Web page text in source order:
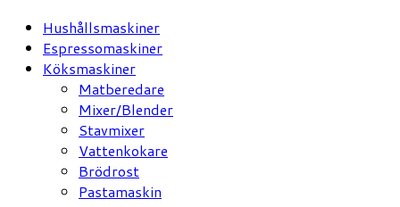
Hushållsmaskiner
Espressomaskiner
Köksmaskiner
Matberedare
Mixer/Blender
Stavmixer
Vattenkokare
Brödrost
Pastamaskin